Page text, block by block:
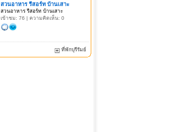
สวนอาหาร รีสอร์ท บ้านเสาะ
สวนอาหาร รีสอร์ท บ้านเสาะ
เข้าชม: 76 | ความคิดเห็น: 0
ที่พักบุรีรัมย์